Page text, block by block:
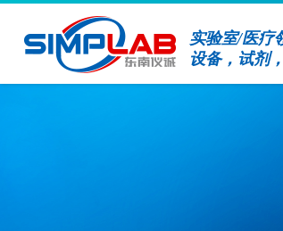
实验室/医疗
设备，试剂